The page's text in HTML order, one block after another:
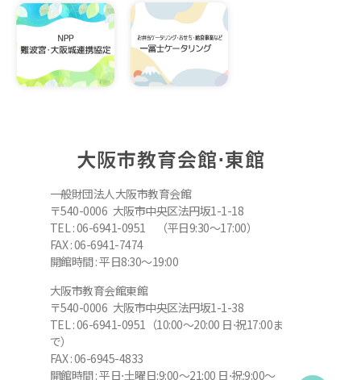
大阪市教育会館⋅東館
一般財団法人大阪市教育会館
〒540-0006 大阪市中央区法円坂1-1-18
TEL : 06-6941-0951 （平日9:30～17:00）
FAX : 06-6941-7474
開館時間 : 平日8:30～19:00
大阪市教育会館東館
〒540-0006 大阪市中央区法円坂1-1-38
TEL : 06-6941-0951（10:00～20:00 日⋅祝17:00ま
で）
FAX : 06-6945-4833
開館時間 : 平日⋅土曜日:9:00～21:00 日⋅祝:9:00～